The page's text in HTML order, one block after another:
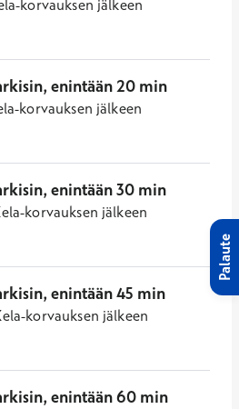
korvauksen jälkeen
enintään 20 min
korvauksen jälkeen
enintään 30 min
korvauksen jälkeen
enintään 45 min
korvauksen jälkeen
enintään 60 min
Palaute